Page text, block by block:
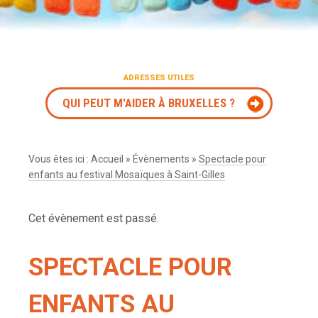
ADRESSES UTILES
QUI PEUT M'AIDER À BRUXELLES ?
Vous êtes ici :Accueil » Évènements »Spectacle pour
enfants au festival Mosaïques à Saint-Gilles
Cet évènement est passé.
SPECTACLE POUR
ENFANTS AU